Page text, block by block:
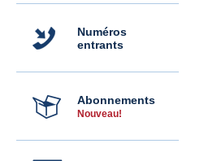
Numéros
entrants
Abonnements
Nouveau!